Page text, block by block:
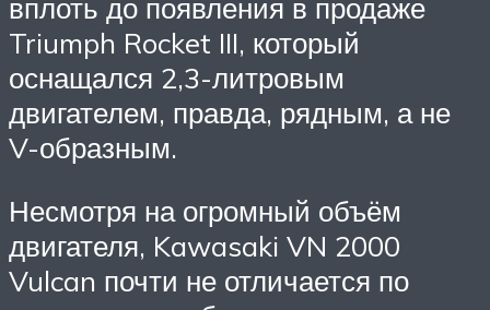
вплоть до появления в продаже
Triumph Rocket III, который
оснащался 2,3-литровым
двигателем, правда, рядным, а не
V-образным.
Несмотря на огромный объём
двигателя, Kawasaki VN 2000
Vulcan почти не отличается по